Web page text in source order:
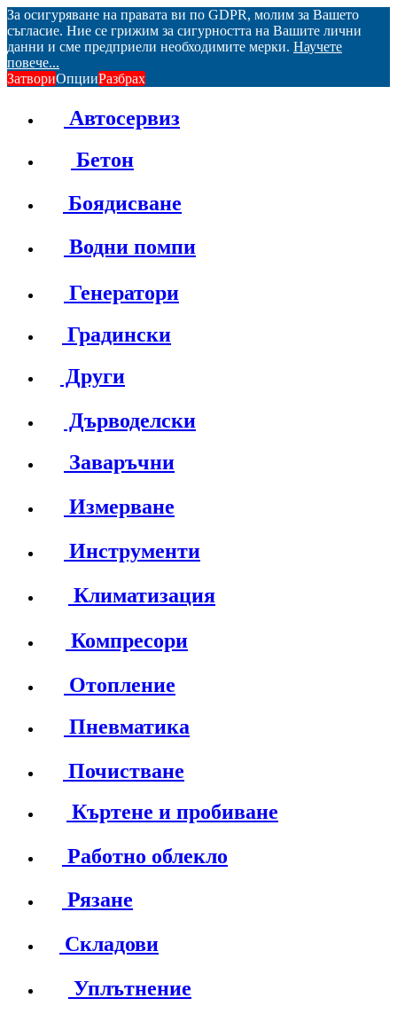
За осигуряване на правата ви по GDPR, молим за Вашето
съгласие. Ние се грижим за сигурността на Вашите лични
данни и сме предприели необходимите мерки. Научете
повече...
ЗатвориОпцииРазбрах
Автосервиз
Бетон
Боядисване
Водни помпи
Генератори
Градински
Други
Дърводелски
Заваръчни
Измерване
Инструменти
Климатизация
Компресори
Отопление
Пневматика
Почистване
Къртене и пробиване
Работно облекло
Рязане
Складови
Уплътнение